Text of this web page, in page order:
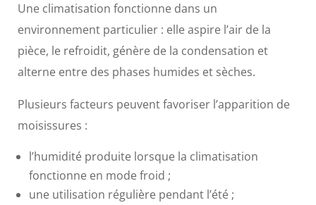
Une climatisation fonctionne dans un
environnement particulier : elle aspire l’air de la
pièce, le refroidit, génère de la condensation et
alterne entre des phases humides et sèches.
Plusieurs facteurs peuvent favoriser l’apparition de
moisissures :
l’humidité produite lorsque la climatisation
fonctionne en mode froid ;
une utilisation régulière pendant l’été ;